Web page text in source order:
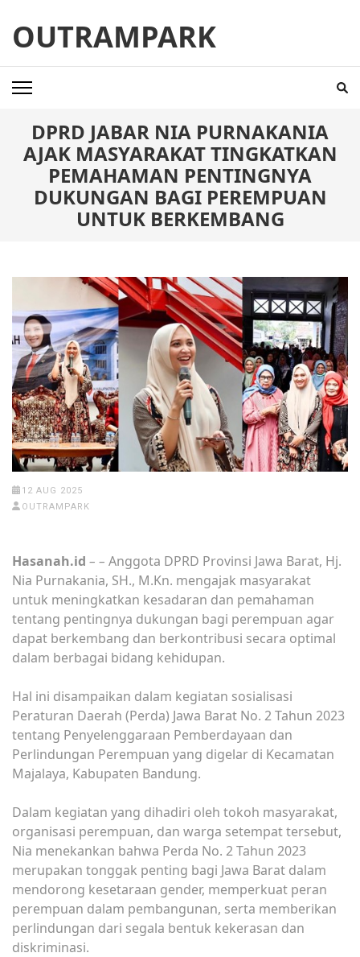
content
(Press
Enter)
OUTRAMPARK
DPRD JABAR NIA PURNAKANIA
AJAK MASYARAKAT TINGKATKAN
PEMAHAMAN PENTINGNYA
DUKUNGAN BAGI PEREMPUAN
UNTUK BERKEMBANG
12 AUG 2025
OUTRAMPARK
Hasanah.id – – Anggota DPRD Provinsi Jawa Barat, Hj.
Nia Purnakania, SH., M.Kn. mengajak masyarakat
untuk meningkatkan kesadaran dan pemahaman
tentang pentingnya dukungan bagi perempuan agar
dapat berkembang dan berkontribusi secara optimal
dalam berbagai bidang kehidupan.
Hal ini disampaikan dalam kegiatan sosialisasi
Peraturan Daerah (Perda) Jawa Barat No. 2 Tahun 2023
tentang Penyelenggaraan Pemberdayaan dan
Perlindungan Perempuan yang digelar di Kecamatan
Majalaya, Kabupaten Bandung.
Dalam kegiatan yang dihadiri oleh tokoh masyarakat,
organisasi perempuan, dan warga setempat tersebut,
Nia menekankan bahwa Perda No. 2 Tahun 2023
merupakan tonggak penting bagi Jawa Barat dalam
mendorong kesetaraan gender, memperkuat peran
perempuan dalam pembangunan, serta memberikan
perlindungan dari segala bentuk kekerasan dan
diskriminasi.